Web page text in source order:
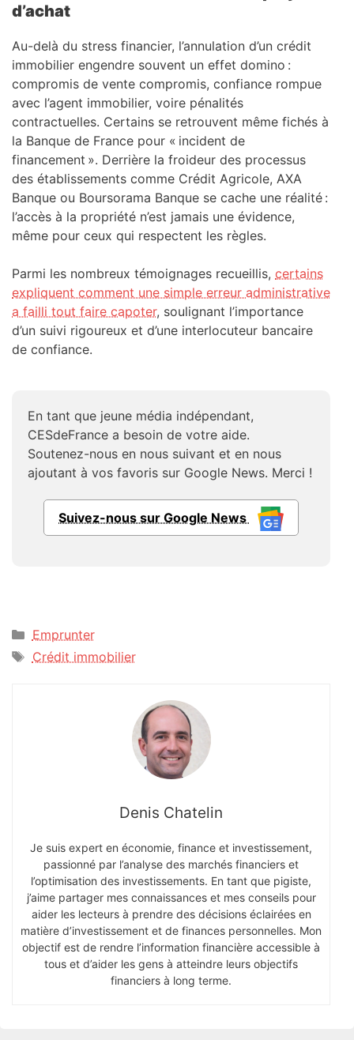
d’achat
Au-delà du stress financier, l’annulation d’un crédit
immobilier engendre souvent un effet domino :
compromis de vente compromis, confiance rompue
avec l’agent immobilier, voire pénalités
contractuelles. Certains se retrouvent même fichés à
la Banque de France pour « incident de
financement ». Derrière la froideur des processus
des établissements comme Crédit Agricole, AXA
Banque ou Boursorama Banque se cache une réalité :
l’accès à la propriété n’est jamais une évidence,
même pour ceux qui respectent les règles.
Parmi les nombreux témoignages recueillis, certains
expliquent comment une simple erreur administrative
a failli tout faire capoter, soulignant l’importance
d’un suivi rigoureux et d’une interlocuteur bancaire
de confiance.
En tant que jeune média indépendant,
CESdeFrance a besoin de votre aide.
Soutenez-nous en nous suivant et en nous
ajoutant à vos favoris sur Google News. Merci !
Suivez-nous sur Google News
Catégories
Emprunter
Étiquettes
Crédit immobilier
Denis Chatelin
Je suis expert en économie, finance et investissement,
passionné par l’analyse des marchés financiers et
l’optimisation des investissements. En tant que pigiste,
j’aime partager mes connaissances et mes conseils pour
aider les lecteurs à prendre des décisions éclairées en
matière d’investissement et de finances personnelles. Mon
objectif est de rendre l’information financière accessible à
tous et d’aider les gens à atteindre leurs objectifs
financiers à long terme.